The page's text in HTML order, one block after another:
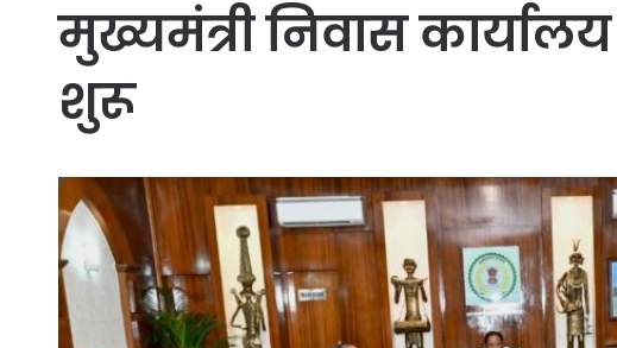
मुख्यमंत्री निवास
शुरू